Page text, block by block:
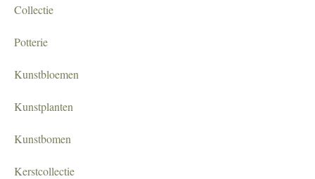
Collectie
Potterie
Kunstbloemen
Kunstplanten
Kunstbomen
Kerstcollectie